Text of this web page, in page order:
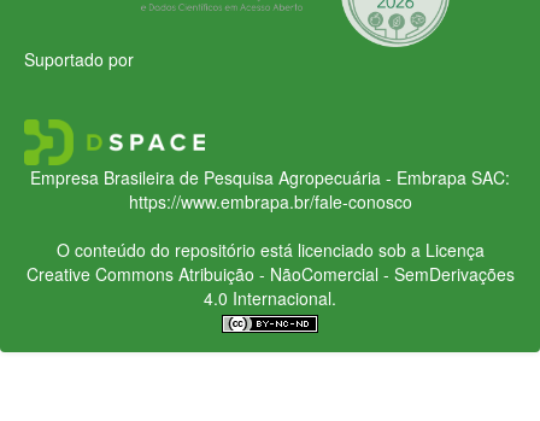
Suportado por
Empresa Brasileira de Pesquisa Agropecuária - Embrapa SAC:
https://www.embrapa.br/fale-conosco
O conteúdo do repositório está licenciado sob a Licença
Creative CommonsAtribuição - NãoComercial - SemDerivações
4.0 Internacional.